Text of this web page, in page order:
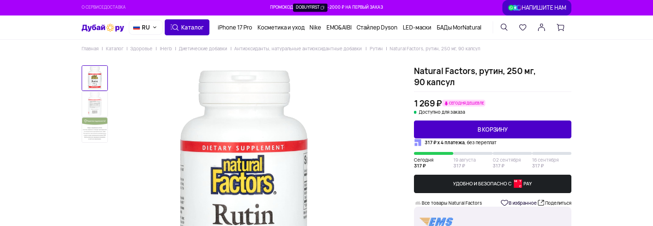
О СЕРВИСЕДОСТАВКА ПРОМОКОД DOBUYFIRST -2000 ₽ НА ПЕРВЫЙ ЗАКАЗ НАПИШИТЕ НАМ
RU Каталог iPhone 17 Pro Косметика и уход Nike EMO&AIBI Стайлер Dyson LED-маски БАДы MorNatural
Главная Каталог Здоровье IHerb Диетические добавки Антиоксиданты, натуральные антиоксидантные добавки Рутин Natural Factors, рутин, 250 мг, 90 капсул
Natural Factors, рутин, 250 мг,
90 капсул
1 269 ₽
СЕГОДНЯ ДЕШЕВЛЕ
Доступно для заказа
В КОРЗИНУ
317 ₽ х 4 платежа, без переплат
Сегодня
317 ₽
19 августа
317 ₽
02 сентября
317 ₽
16 сентября
317 ₽
Все товары Natural Factors В избранное Поделиться